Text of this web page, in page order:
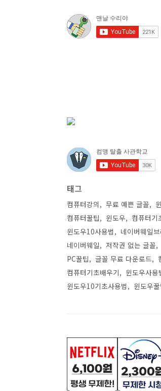
태그
컴퓨터강의 무료 예쁜 글꼴
컴퓨터꿀팁
윈도우
컴퓨터기
윈도우10사용법
네이버웨일
네이버웨일
저작권 없는 글꼴
PC꿀팁
글꼴 무료 다운로드
컴퓨터기초배우기
윈도우사용
윈도우10기초사용법
윈도우꿀